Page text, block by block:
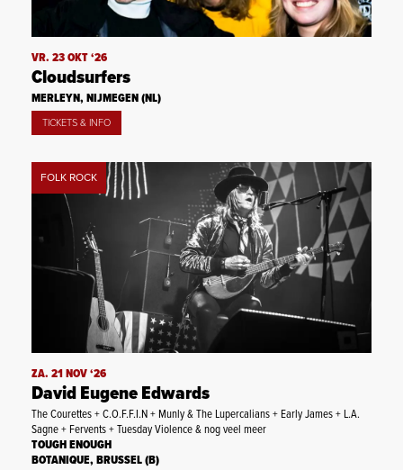
VR. 23 OKT ‘26
Cloudsurfers
MERLEYN, NIJMEGEN (NL)
TICKETS & INFO
FOLK ROCK
ZA. 21 NOV ‘26
David Eugene Edwards
The Courettes + C.O.F.F.I.N + Munly & The Lupercalians + Early James + L.A.
Sagne + Fervents + Tuesday Violence & nog veel meer
TOUGH ENOUGH
BOTANIQUE, BRUSSEL (B)